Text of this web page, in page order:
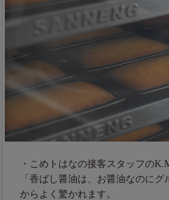
・こめトはなの接客スタッフの
「香ばし醤油は、お醤油なのに
からよく驚かれます。